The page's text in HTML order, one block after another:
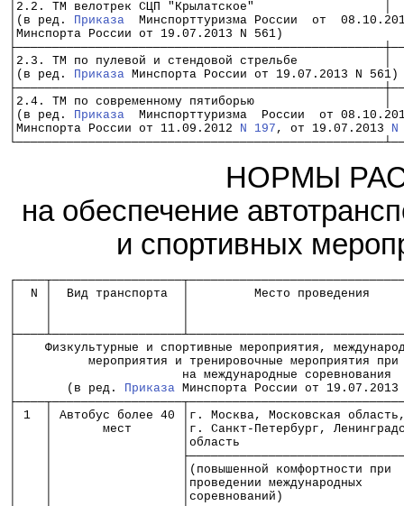
│2.2. ТМ велотрек СЦП "Крылатское"
│(в ред. Приказа
Минспорттуризма России  от
│Минспорта России от 19.07.2013 N 561)
│2.3. ТМ по пулевой и стендовой стрельбе
│(в ред. Приказа Минспорта России от 19.07.2013
│2.4. ТМ по современному пятиборью
│(в ред. Приказа
Минспорттуризма  России  от
│Минспорта России от 11.09.2012 N 197 , от 19.07.2013 N
НОРМЫ
на обеспечение
и спортивных
│  N │  Вид транспорта  │         Место проведения
│    Физкультурные и спортивные мероприятия,
│          мероприятия и тренировочные мероприятия
│                       на международные
│       (в ред.
Приказа Минспорта России от
│ 1  │ Автобус более 40 │г. Москва, Московская
│    │       мест       │г. Санкт-Петербург,
│    │                  │область
│    │
│    │                  │(повышенной комфортности
│    │                  │проведении
│    │                  │соревнований)